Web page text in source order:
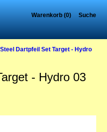
Warenkorb (0) Suche
Steel Dartpfeil Set Target - Hydro
- Hydro 03